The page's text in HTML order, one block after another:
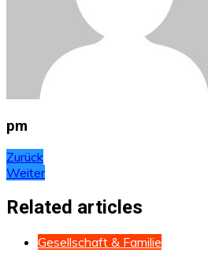
pm
Beitragsnavigation
Zurück
Weiter
Related articles
Gesellschaft & Familie